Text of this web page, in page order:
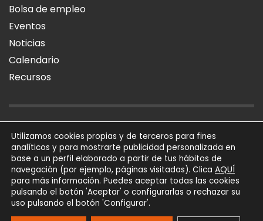
Bolsa de empleo
Eventos
Noticias
Calendario
Recursos
AVISO LEGAL POLÍTICA DE PRIVACIDAD POLÍTICA DE COOKIES
SÍGUENOS
AFIAL Asociación © 2026
Todos los derechos
reservados
Utilizamos cookies propias y de terceros para fines
analíticos y para mostrarte publicidad personalizada en
base a un perfil elaborado a partir de tus hábitos de
navegación (por ejemplo, páginas visitadas). Clica AQUÍ
para más información. Puedes aceptar todas las cookies
pulsando el botón 'Aceptar' o configurarlas o rechazar su
uso pulsando el botón 'Configurar'.